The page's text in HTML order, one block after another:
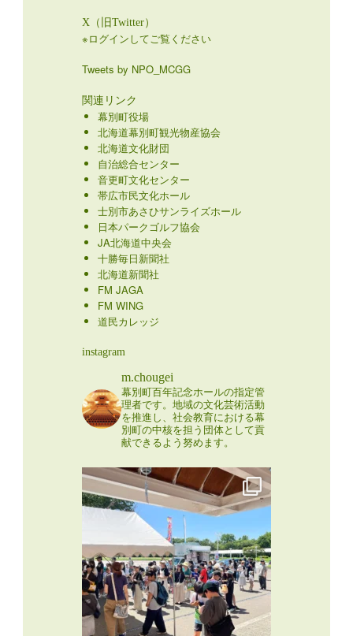
X（旧Twitter）
※ログインしてご覧ください
Tweets by NPO_MCGG
関連リンク
幕別町役場
北海道幕別町観光物産協会
北海道文化財団
自治総合センター
音更町文化センター
帯広市民文化ホール
士別市あさひサンライズホール
日本パークゴルフ協会
JA北海道中央会
十勝毎日新聞社
北海道新聞社
FM JAGA
FM WING
道民カレッジ
instagram
m.chougei
幕別町百年記念ホールの指定管
理者です。地域の文化芸術活動
を推進し、社会教育における幕
別町の中核を担う団体として貢
献できるよう努めます。